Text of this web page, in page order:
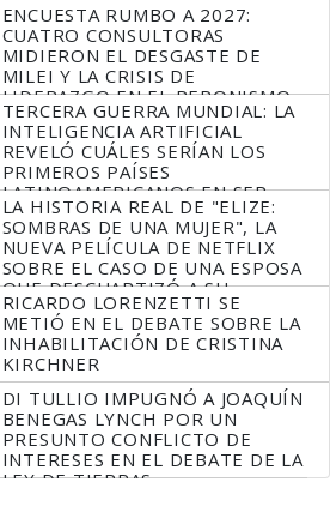
ENCUESTA RUMBO A 2027:
CUATRO CONSULTORAS
MIDIERON EL DESGASTE DE
MILEI Y LA CRISIS DE
LIDERAZGO EN EL PERONISMO
TERCERA GUERRA MUNDIAL: LA
INTELIGENCIA ARTIFICIAL
REVELÓ CUÁLES SERÍAN LOS
PRIMEROS PAÍSES
LATINOAMERICANOS EN SER
DERROTADOS
LA HISTORIA REAL DE "ELIZE:
SOMBRAS DE UNA MUJER", LA
NUEVA PELÍCULA DE NETFLIX
SOBRE EL CASO DE UNA ESPOSA
QUE DESCUARTIZÓ A SU
MARIDO
RICARDO LORENZETTI SE
METIÓ EN EL DEBATE SOBRE LA
INHABILITACIÓN DE CRISTINA
KIRCHNER
DI TULLIO IMPUGNÓ A JOAQUÍN
BENEGAS LYNCH POR UN
PRESUNTO CONFLICTO DE
INTERESES EN EL DEBATE DE LA
LEY DE TIERRAS